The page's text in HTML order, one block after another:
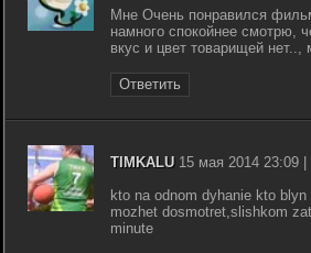
Мне Очень понравился
намного спокойнее смотрю,
вкус и цвет товарищей нет..,
Ответить
TIMKALU15 мая 2014 23:09 |
kto na odnom dyhanie kto
mozhet dosmotret,slishkom
minute